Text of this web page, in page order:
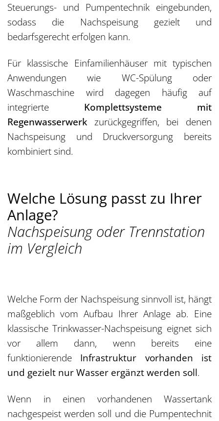
Steuerungs- und Pumpentechnik eingebunden,
sodass die Nachspeisung gezielt und
bedarfsgerecht erfolgen kann.
Für klassische Einfamilienhäuser mit typischen
Anwendungen wie WC-Spülung oder
Waschmaschine wird dagegen häufig auf
integrierte Komplettsysteme mit
Regenwasserwerk zurückgegriffen, bei denen
Nachspeisung und Druckversorgung bereits
kombiniert sind.
Welche Lösung passt zu Ihrer
Anlage?
Nachspeisung oder Trennstation
im Vergleich
Welche Form der Nachspeisung sinnvoll ist, hängt
maßgeblich vom Aufbau Ihrer Anlage ab. Eine
klassische Trinkwasser-Nachspeisung eignet sich
vor allem dann, wenn bereits eine
funktionierende Infrastruktur vorhanden ist
und gezielt nur Wasser ergänzt werden soll.
Wenn in einen vorhandenen Wassertank
nachgespeist werden soll und die Pumpentechnit